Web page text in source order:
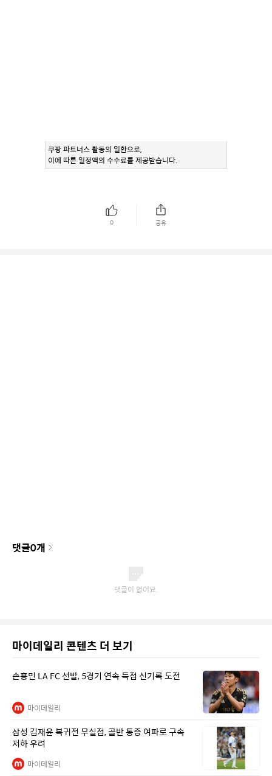
쿠팡 파트너스 활동의 일환으로,
이에 따른 일정액의 수수료를 제공받습니다.
0 공유
댓글0개
마이데일리 콘텐츠 더 보기
손흥민 LA FC 선발, 5경기 연속 득점 신기록 도전
마이데일리
삼성 김재윤 복귀전 무실점, 골반 통증 여파로 구속
저하 우려
마이데일리